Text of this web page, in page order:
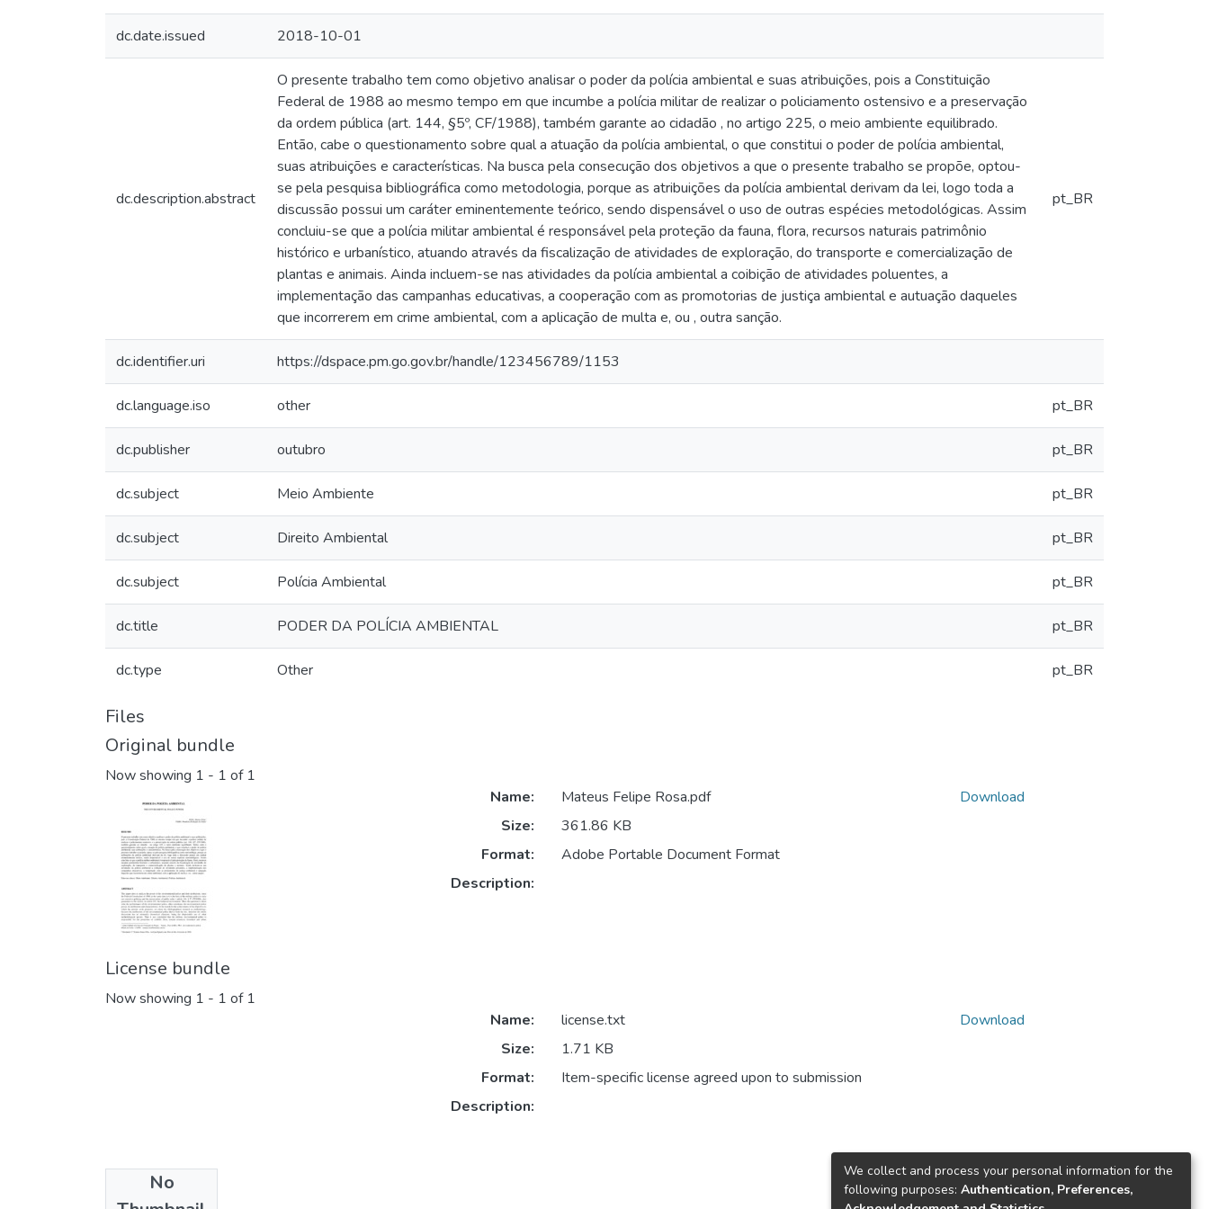
dc.date.issued 2018-10-01
dc.description.abstract
O presente trabalho tem como objetivo analisar o poder da polícia ambiental e suas atribuições, pois a Constituição
Federal de 1988 ao mesmo tempo em que incumbe a polícia militar de realizar o policiamento ostensivo e a preservação
da ordem pública (art. 144, §5º, CF/1988), também garante ao cidadão , no artigo 225, o meio ambiente equilibrado.
Então, cabe o questionamento sobre qual a atuação da polícia ambiental, o que constitui o poder de polícia ambiental,
suas atribuições e características. Na busca pela consecução dos objetivos a que o presente trabalho se propõe, optou-
se pela pesquisa bibliográfica como metodologia, porque as atribuições da polícia ambiental derivam da lei, logo toda a
discussão possui um caráter eminentemente teórico, sendo dispensável o uso de outras espécies metodológicas. Assim
concluiu-se que a polícia militar ambiental é responsável pela proteção da fauna, flora, recursos naturais patrimônio
histórico e urbanístico, atuando através da fiscalização de atividades de exploração, do transporte e comercialização de
plantas e animais. Ainda incluem-se nas atividades da polícia ambiental a coibição de atividades poluentes, a
implementação das campanhas educativas, a cooperação com as promotorias de justiça ambiental e autuação daqueles
que incorrerem em crime ambiental, com a aplicação de multa e, ou , outra sanção.
pt_BR
dc.identifier.uri https://dspace.pm.go.gov.br/handle/123456789/1153
dc.language.iso other pt_BR
dc.publisher outubro pt_BR
dc.subject Meio Ambiente pt_BR
dc.subject Direito Ambiental pt_BR
dc.subject Polícia Ambiental pt_BR
dc.title PODER DA POLÍCIA AMBIENTAL pt_BR
dc.type Other pt_BR
Files
Original bundle
Now showing 1 - 1 of 1
Name:
Mateus Felipe Rosa.pdf
Size:
361.86 KB
Format:
Adobe Portable Document Format
Description:
Download
License bundle
Now showing 1 - 1 of 1
No
Name:
license.txt
Size:
1.71 KB
Format:
Item-specific license agreed upon to submission
Description:
Download
Collections
We collect and process your personal information for the
following purposes: Authentication, Preferences,